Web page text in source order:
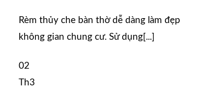
Rèm thủy che bàn thờ dễ dàng làm đẹp
không gian chung cư. Sử dụng[...]
02
Th3